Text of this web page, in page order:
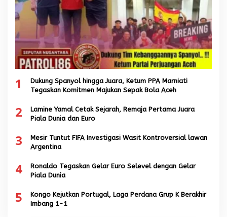
1
Dukung Spanyol hingga Juara, Ketum PPA Marniati
Tegaskan Komitmen Majukan Sepak Bola Aceh
2
Lamine Yamal Cetak Sejarah, Remaja Pertama Juara
Piala Dunia dan Euro
3
Mesir Tuntut FIFA Investigasi Wasit Kontroversial lawan
Argentina
4
Ronaldo Tegaskan Gelar Euro Selevel dengan Gelar
Piala Dunia
5
Kongo Kejutkan Portugal, Laga Perdana Grup K Berakhir
Imbang 1-1